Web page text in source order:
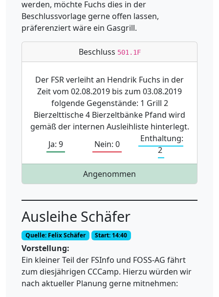
werden, möchte Fuchs dies in der
Beschlussvorlage gerne offen lassen,
präferenziert wäre ein Gasgrill.
Beschluss 501.1F
Der FSR verleiht an Hendrik Fuchs in der
Zeit vom 02.08.2019 bis zum 03.08.2019
folgende Gegenstände: 1 Grill 2
Bierzelttische 4 Bierzeltbänke Pfand wird
gemäß der internen Ausleihliste hinterlegt.
Ja: 9
Nein: 0
Enthaltung:
2
Angenommen
Ausleihe Schäfer
Quelle: Felix Schäfer Start: 14:40
Vorstellung:
Ein kleiner Teil der FSInfo und FOSS-AG fährt
zum diesjährigen CCCamp. Hierzu würden wir
nach aktueller Planung gerne mitnehmen: